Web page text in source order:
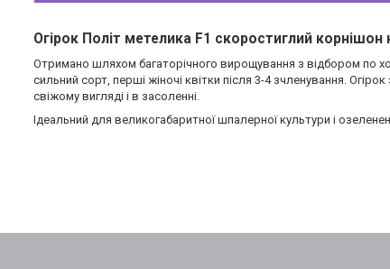
Огірок Політ метелика F1 скоростиглий корнішон
Отримано шляхом багаторічного вирощування з відбором по
сильний сорт, перші жіночі квітки після 3-4 зчленування.
свіжому вигляді і в засоленні.
Ідеальний для великогабаритної шпалерної культури і